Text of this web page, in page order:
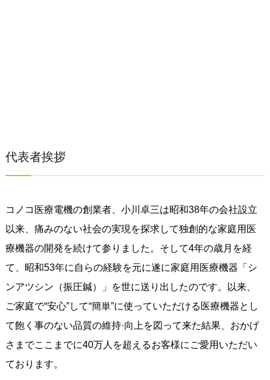
代表者挨拶
コノコ医療電機の創業者、小川卓三は昭和38年の会社設立
以来、痛みのない社会の実現を探求して独創的な家庭用医
療機器の開発を続けて参りました。そして4年の歳月を経
て、昭和53年に自らの経験を元に遂に家庭用医療機器「シ
ンアツシン（振圧鍼）」を世に送り出したのです。以来、
ご家庭で“安心”して“簡単”に使っていただける医療機器とし
て飽く事のない品質の維持·向上を図って来た結果、おかげ
さまでここまでに40万人を超えるお客様にご愛用いただい
ております。